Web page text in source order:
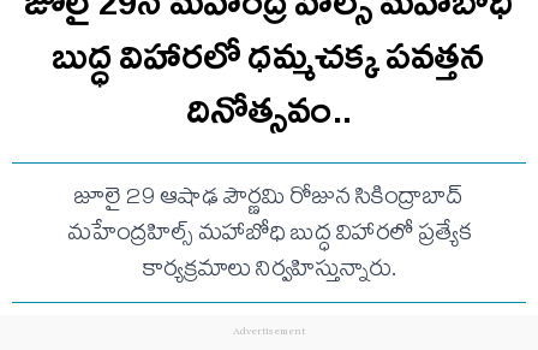
బుద్ధ విహారలో ధమ్మచక్క పవత్తన
దినోత్సవం..
జూలై 29 ఆషాఢ పౌర్ణమి రోజున సికింద్రాబాద్‌
మహేంద్రహిల్స్‌ మహాబోధి బుద్ధ విహారలో ప్రత్యేక
కార్యక్రమాలు నిర్వహిస్తున్నారు.